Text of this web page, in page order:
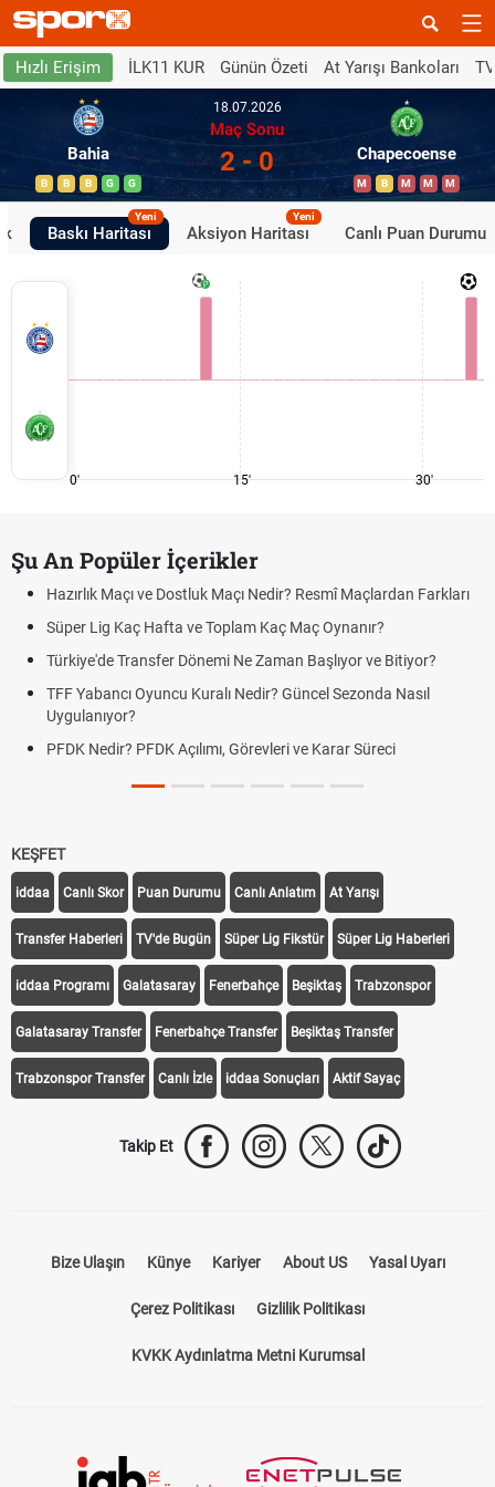
Hızlı Erişim İLK11 KUR Günün Özeti At Yarışı Bankoları
Bahia
B B B G G
18.07.2026
Maç Sonu
2 - 0 Chapecoense
M B M M M
Baskı Haritası
Yeni
Aksiyon Haritası
Yeni
Canlı Puan Durumu
0' 15' 30'
Şu An Popüler İçerikler
Hazırlık Maçı ve Dostluk Maçı Nedir? Resmî Maçlardan Farkları
Süper Lig Kaç Hafta ve Toplam Kaç Maç Oynanır?
Türkiye'de Transfer Dönemi Ne Zaman Başlıyor ve Bitiyor?
TFF Yabancı Oyuncu Kuralı Nedir? Güncel Sezonda Nasıl
Uygulanıyor?
PFDK Nedir? PFDK Açılımı, Görevleri ve Karar Süreci
KEŞFET
iddaa Canlı Skor Puan Durumu Canlı Anlatım At Yarışı
Transfer Haberleri TV'de Bugün Süper Lig Fikstür Süper Lig Haberleri
iddaa Programı Galatasaray Fenerbahçe Beşiktaş Trabzonspor
Galatasaray Transfer Fenerbahçe Transfer Beşiktaş Transfer
Trabzonspor Transfer Canlı İzle iddaa Sonuçları Aktif Sayaç
Takip Et
Bize Ulaşın Künye Kariyer About US Yasal Uyarı
Çerez Politikası Gizlilik Politikası
KVKK Aydınlatma Metni Kurumsal